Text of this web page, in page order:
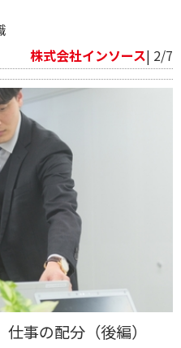
株式会社インソース| 2/7
事の配分（後編）